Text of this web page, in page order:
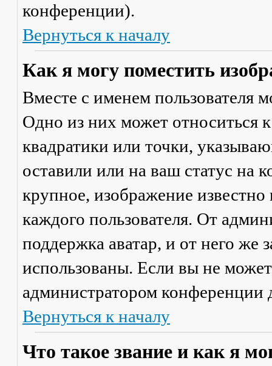
конференции).
Вернуться к началу
Как я могу поместить
Вместе с именем пользователя
Одно из них может относиться
квадратики или точки,
оставили или на ваш статус на
крупное, изображение
каждого пользователя. От
поддержка аватар, и от него же
использованы. Если вы не
администратором конференции
Вернуться к началу
Что такое звание и как я